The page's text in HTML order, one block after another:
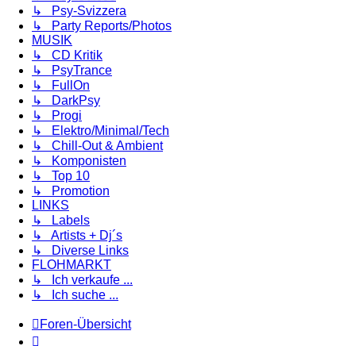
↳ Psy-Svizzera
↳ Party Reports/Photos
MUSIK
↳ CD Kritik
↳ PsyTrance
↳ FullOn
↳ DarkPsy
↳ Progi
↳ Elektro/Minimal/Tech
↳ Chill-Out & Ambient
↳ Komponisten
↳ Top 10
↳ Promotion
LINKS
↳ Labels
↳ Artists + Dj´s
↳ Diverse Links
FLOHMARKT
↳ Ich verkaufe ...
↳ Ich suche ...
Foren-Übersicht